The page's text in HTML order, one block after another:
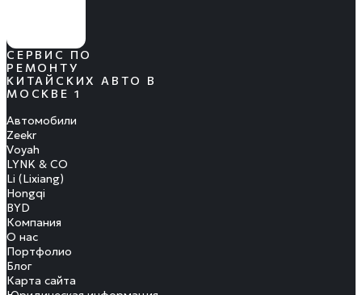
СЕРВИС ПО
РЕМОНТУ
КИТАЙСКИХ АВТО В
МОСКВЕ 1
Автомобили
Zeekr
Voyah
LYNK & CO
Li (Lixiang)
Hongqi
BYD
Компания
О нас
Портфолио
Блог
Карта сайта